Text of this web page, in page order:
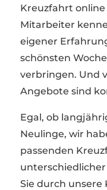
Kreuzfahrt online
Mitarbeiter
eigener
schönsten
verbringen. Und
Angebote sind
Egal, ob
Neulinge, wir
passenden
Sie durch